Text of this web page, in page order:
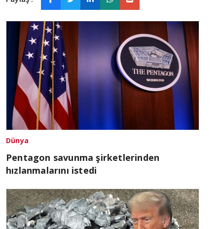
Dünya
Pentagon savunma şirketlerinden
hızlanmalarını istedi